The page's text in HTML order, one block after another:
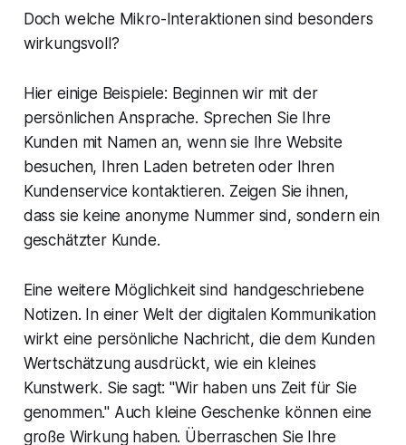
Doch welche Mikro-Interaktionen sind besonders
wirkungsvoll?
Hier einige Beispiele: Beginnen wir mit der
persönlichen Ansprache. Sprechen Sie Ihre
Kunden mit Namen an, wenn sie Ihre Website
besuchen, Ihren Laden betreten oder Ihren
Kundenservice kontaktieren. Zeigen Sie ihnen,
dass sie keine anonyme Nummer sind, sondern ein
geschätzter Kunde.
Eine weitere Möglichkeit sind handgeschriebene
Notizen. In einer Welt der digitalen Kommunikation
wirkt eine persönliche Nachricht, die dem Kunden
Wertschätzung ausdrückt, wie ein kleines
Kunstwerk. Sie sagt: "Wir haben uns Zeit für Sie
genommen." Auch kleine Geschenke können eine
große Wirkung haben. Überraschen Sie Ihre